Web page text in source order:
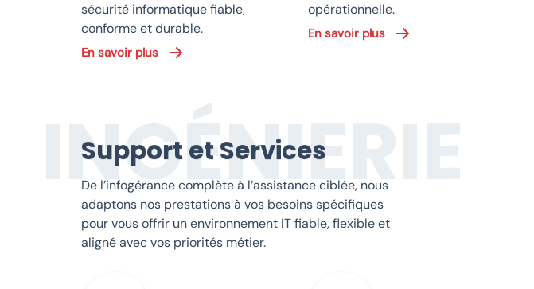
sécurité informatique fiable,
conforme et durable.
En savoir plus
opérationnelle.
En savoir plus
INGÉNIERIE
Support et Services
De l’infogérance complète à l’assistance ciblée, nous
adaptons nos prestations à vos besoins spécifiques
pour vous offrir un environnement IT fiable, flexible et
aligné avec vos priorités métier.